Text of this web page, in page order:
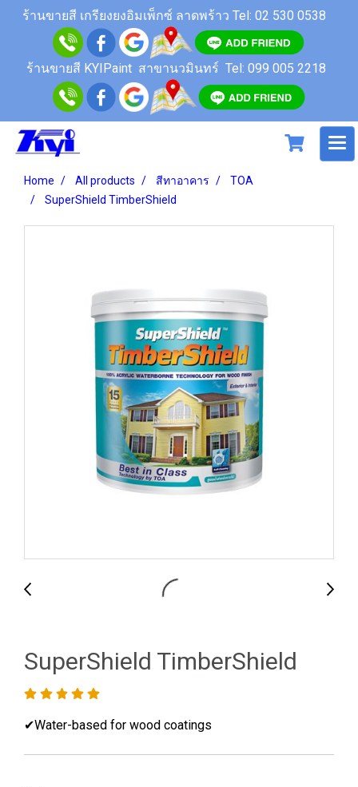
ร้านขายสี เกรียงยงอิมเพ็กซ์ ลาดพร้าว Tel: 02 530 0538
ร้านขายสี KYIPaint สาขานวมินทร์ Tel: 099 005 2218
Home All products สีทาอาคาร
TOA
SuperShield TimberShield
SuperShield TimberShield
✔Water-based for wood coatings